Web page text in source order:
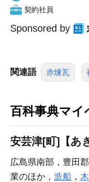
契約社員
Sponsored by
関連語 赤煉瓦
百科事典マイ
安芸津[町]【あ
広島県南部，豊田
業のほか， 造船 ，